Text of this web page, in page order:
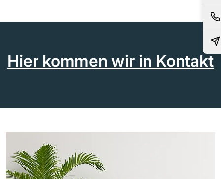
Hier kommen wir in Kontakt